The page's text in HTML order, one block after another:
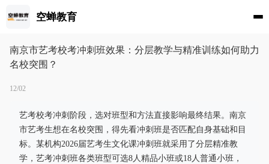
空蝉教育
南京市艺考校考冲刺班效果：分层教学与精准训练如何助力
名校突围？
12/02
艺考校考冲刺阶段，选对班型和方法直接影响最终结果。南京
市艺考生想在名校突围，得先看冲刺班是否匹配自身基础和目
标。某机构2026届艺考生文化课冲刺班就采用了分层精准教
学，艺考冲刺班各类班型可选8人精品小班或18人普通小班，